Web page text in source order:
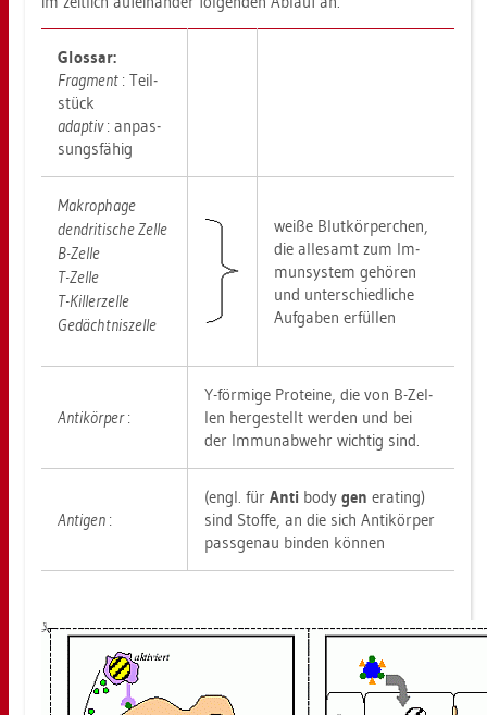
Glos­sar:
Frag­ment : Teil­
stück
ad­ap­tiv: an­pas­
sungs­fä­hig
Ma­kro­pha­ge
den­dri­ti­sche Zelle
B-Zelle
T-Zelle
T-Kil­ler­zel­le
Ge­dächt­nis­zel­le
weiße Blut­kör­per­chen,
die al­le­samt zum Im­
mun­sys­tem ge­hö­ren
und un­ter­schied­li­che
Auf­ga­ben er­fül­len
An­ti­kör­per:
Y-för­mi­ge Pro­te­ine, die von B-Zel­
len her­ge­stellt wer­den und bei
der Im­mun­ab­wehr wich­tig sind.
An­ti­gen :
(engl. für Anti body gen era­ting)
sind Stof­fe, an die sich An­ti­kör­per
pass­ge­nau bin­den kön­nen